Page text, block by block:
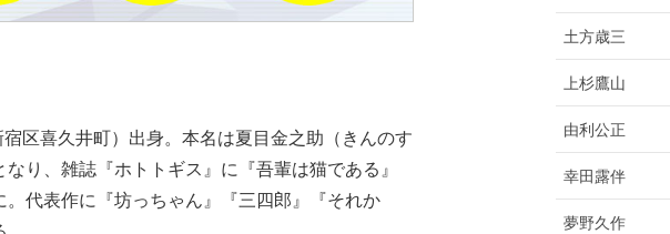
区喜久井町）出身。本名は夏目金之助（きんのす
り、雑誌『ホトトギス』に『吾輩は猫である』
代表作に『坊っちゃん』『三四郎』『それか
土方歳三
上杉鷹山
由利公正
幸田露伴
夢野久作